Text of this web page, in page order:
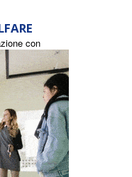
con